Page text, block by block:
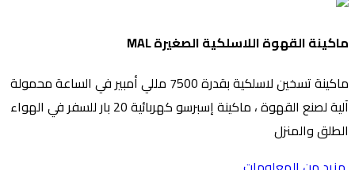
ماكينة القهوة اللاسلكية الصغيرة MAL
ماكينة تسخين لاسلكية بقدرة 7500 مللي أمبير في الساعة محمولة
آلية لصنع القهوة ، ماكينة إسبرسو كهربائية 20 بار للسفر في الهواء
الطلق والمنزل